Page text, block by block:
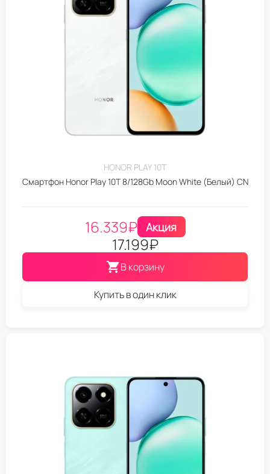
HONOR PLAY 10T
Смартфон Honor Play 10T 8/128Gb Moon White (Белый) CN
16.339₽ Акция
17.199₽
В корзину
Купить в один клик